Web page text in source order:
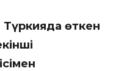
өткен